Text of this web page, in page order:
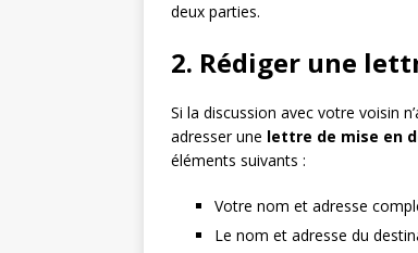
deux parties.
2. Rédiger une
Si la discussion avec votre voisin
adresser une lettre de mise en
éléments suivants :
Votre nom et adresse
Le nom et adresse du